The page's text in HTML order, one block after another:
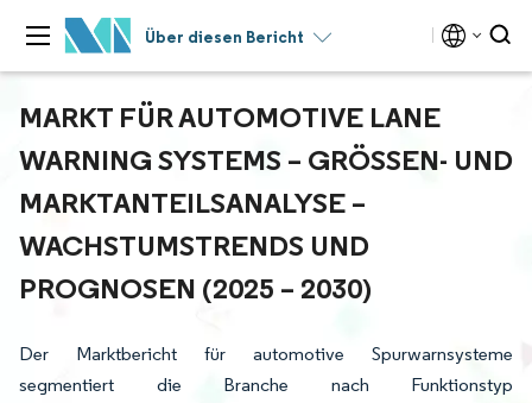
Über diesen Bericht
MARKT FÜR AUTOMOTIVE LANE
WARNING SYSTEMS – GRÖSSEN- UND M
ARKTANTEILSANALYSE – W
ACHSTUMSTRENDS UND P
ROGNOSEN (2025 – 2030)
Der Marktbericht für automotive Spurwarnsysteme
segmentiert die Branche nach Funktionstyp